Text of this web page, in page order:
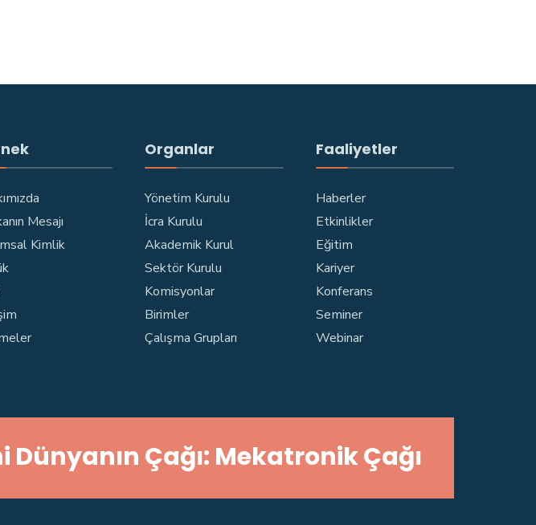
Mesajı
Kimlik
Organlar
Yönetim Kurulu
İcra Kurulu
Akademik Kurul
Sektör Kurulu
Komisyonlar
Birimler
Çalışma Grupları
Faaliyetler
Haberler
Etkinlikler
Eğitim
Kariyer
Konferans
Seminer
Webinar
Dünyanın Çağı: Mekatronik Çağı